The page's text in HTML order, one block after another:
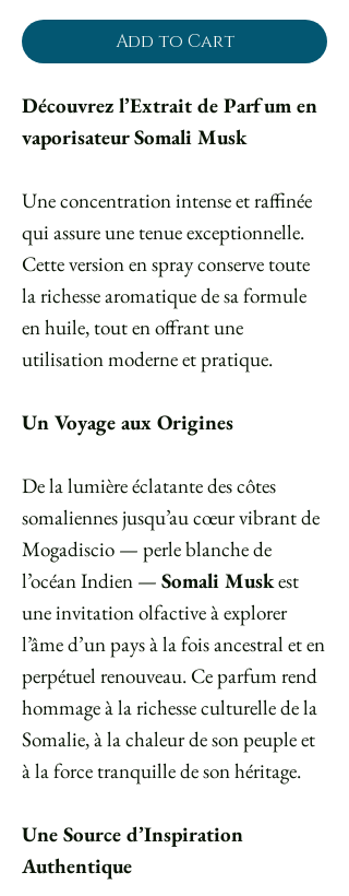
Add to Cart
Découvrez l’Extrait de Parfum en
vaporisateur Somali Musk
Une concentration intense et raffinée
qui assure une tenue exceptionnelle.
Cette version en spray conserve toute
la richesse aromatique de sa formule
en huile, tout en offrant une
utilisation moderne et pratique.
Un Voyage aux Origines
De la lumière éclatante des côtes
somaliennes jusqu’au cœur vibrant de
Mogadiscio — perle blanche de
l’océan Indien — Somali Muskest
une invitation olfactive à explorer
l’âme d’un pays à la fois ancestral et en
perpétuel renouveau. Ce parfum rend
hommage à la richesse culturelle de la
Somalie, à la chaleur de son peuple et
à la force tranquille de son héritage.
Une Source d’Inspiration
Authentique